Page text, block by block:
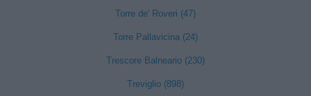
Torre de' Roveri (47)
Torre Pallavicina (24)
Trescore Balneario (230)
Treviglio (898)